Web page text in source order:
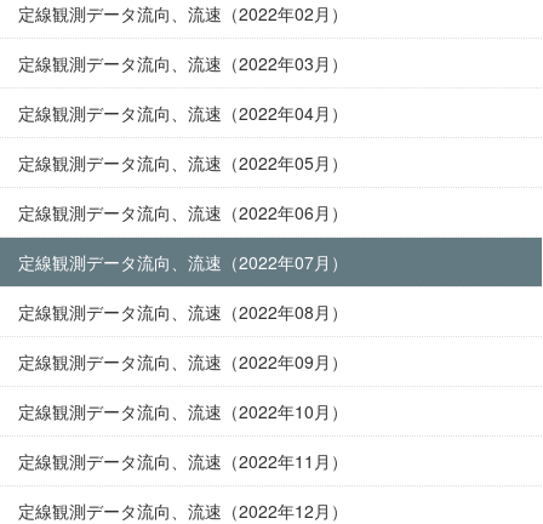
定線観測データ流向、流速（2022年02月）
定線観測データ流向、流速（2022年03月）
定線観測データ流向、流速（2022年04月）
定線観測データ流向、流速（2022年05月）
定線観測データ流向、流速（2022年06月）
定線観測データ流向、流速（2022年07月）
定線観測データ流向、流速（2022年08月）
定線観測データ流向、流速（2022年09月）
定線観測データ流向、流速（2022年10月）
定線観測データ流向、流速（2022年11月）
定線観測データ流向、流速（2022年12月）